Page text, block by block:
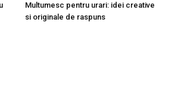
Multumesc pentru urari: idei creative
si originale de raspuns